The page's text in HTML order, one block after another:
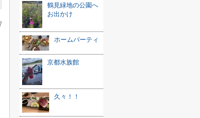
鶴見緑地の公園へ
お出かけ
ホームパーティ
京都水族館
久々！！